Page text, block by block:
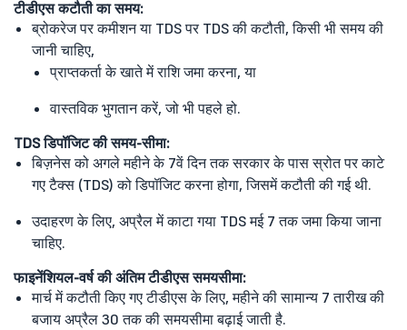
टीडीएस कटौती का समय:
ब्रोकरेज पर कमीशन या TDS पर TDS की कटौती, किसी भी समय की
जानी चाहिए,
प्राप्तकर्ता के खाते में राशि जमा करना, या
वास्तविक भुगतान करें, जो भी पहले हो.
TDS डिपॉजिट की समय-सीमा:
बिज़नेस को अगले महीने के 7वें दिन तक सरकार के पास स्रोत पर काटे
गए टैक्स (TDS) को डिपॉजिट करना होगा, जिसमें कटौती की गई थी.
उदाहरण के लिए, अप्रैल में काटा गया TDS मई 7 तक जमा किया जाना
चाहिए.
फाइनेंशियल-वर्ष की अंतिम टीडीएस समयसीमा:
मार्च में कटौती किए गए टीडीएस के लिए, महीने की सामान्य 7 तारीख की
बजाय अप्रैल 30 तक की समयसीमा बढ़ाई जाती है.